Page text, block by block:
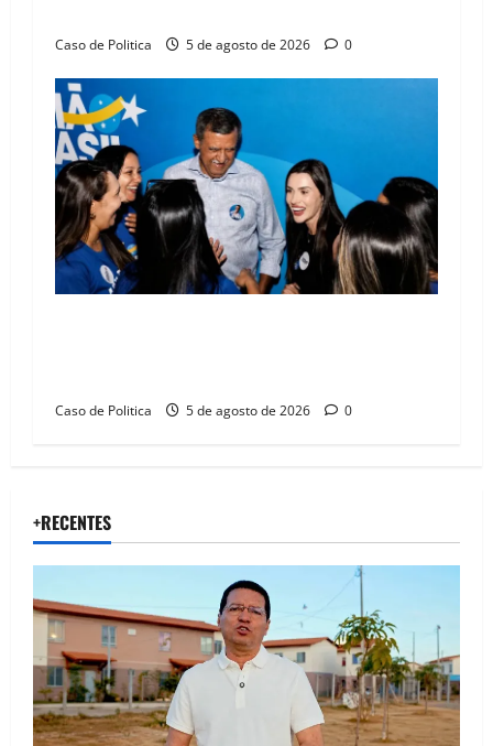
Caso de Politica 5 de agosto de 2026 0
Caso de Politica 5 de agosto de 2026 0
+RECENTES